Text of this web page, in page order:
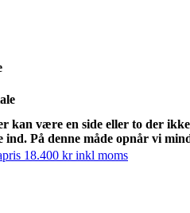
være en side eller to der
På denne måde opnår vi